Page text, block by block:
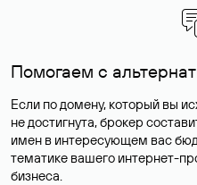
Помогаем с
Если по домену, который вы
не достигнута, брокер
имен в интересующем вас
тематике вашего интернет-
бизнеса.